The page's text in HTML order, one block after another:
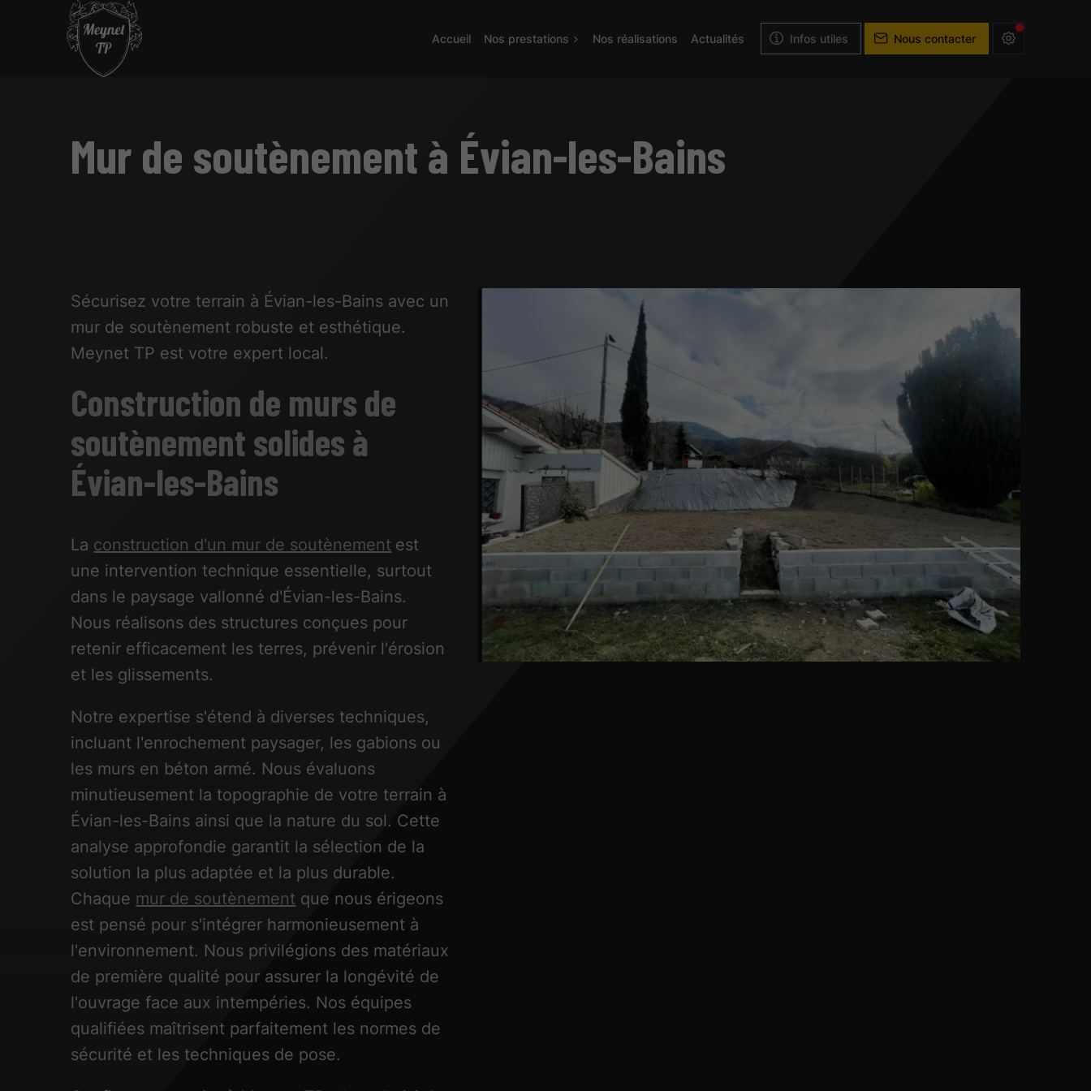
Accueil Nos prestations Nos réalisations Actualités Infos utiles Nous contacter
Mur de soutènement à Évian-les-Bains
Sécurisez votre terrain à Évian-les-Bains avec un
mur de soutènement robuste et esthétique.
Meynet TP est votre expert local.
Construction de murs de
soutènement solides à
Évian-les-Bains
La construction d'un mur de soutènement est
une intervention technique essentielle, surtout
dans le paysage vallonné d'Évian-les-Bains.
Nous réalisons des structures conçues pour
retenir efficacement les terres, prévenir l'érosion
et les glissements.
Notre expertise s'étend à diverses techniques,
incluant l'enrochement paysager, les gabions ou
les murs en béton armé. Nous évaluons
minutieusement la topographie de votre terrain à
Évian-les-Bains ainsi que la nature du sol. Cette
analyse approfondie garantit la sélection de la
solution la plus adaptée et la plus durable.
Chaque mur de soutènement que nous érigeons
est pensé pour s'intégrer harmonieusement à
l'environnement. Nous privilégions des matériaux
de première qualité pour assurer la longévité de
l'ouvrage face aux intempéries. Nos équipes
qualifiées maîtrisent parfaitement les normes de
sécurité et les techniques de pose.